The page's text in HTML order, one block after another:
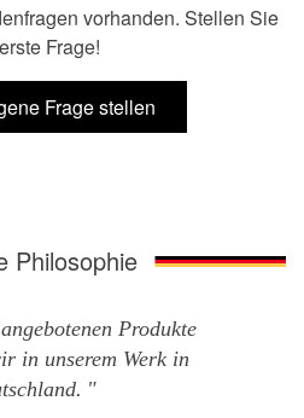
vorhanden. Stellen Sie
Frage!
Frage stellen
Philosophie
Produkte
in unserem Werk in